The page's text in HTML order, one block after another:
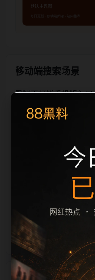
移动端搜索场景
黑料不打烊手机版入
黑料不打烊手机版入
户在短时间内理解页
片说明一致，减少无
度重复。从搜索体验
再看摘要是否说明更
览同类内容。因此本
荐、上一篇下一篇和
度控制在三次以内。
新内容，每次新增保持